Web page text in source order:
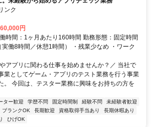
ンク
円
時間：1ヶ月あたり160時間 勤務形態：固定時間
働8時間／休憩1時間） ・残業少なめ ・ワーク
アプリに関わる仕事を始めませんか？／ 当社で
業としてゲーム・アプリのテスト業務を行う事業
。 今回は、テスター業務に興味をお持ちの方を
ター歓迎 学歴不問 固定時間制 経験不問
未経験者歓迎
ブランクOK 長期歓迎 資格取得手当あり
長期休暇あり
ひげOK